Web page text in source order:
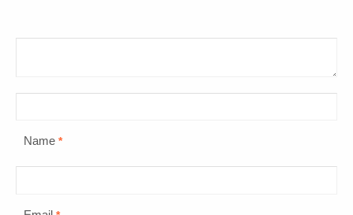
Name *